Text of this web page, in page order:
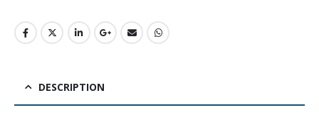
DESCRIPTION